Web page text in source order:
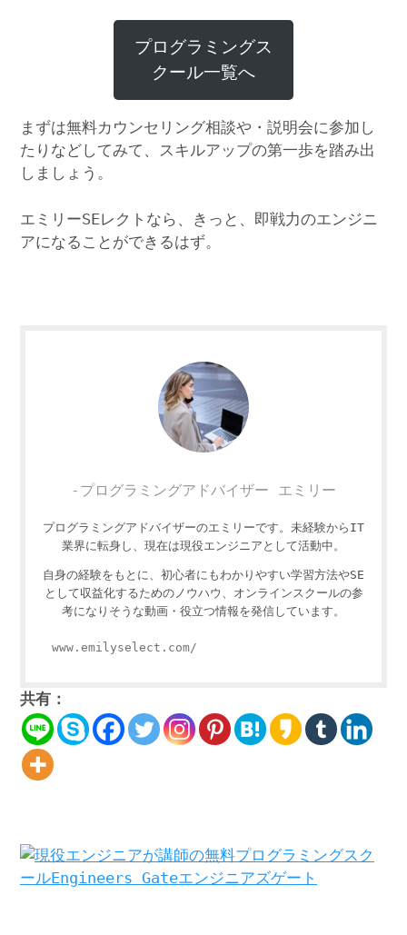
プログラミングス
クール一覧へ
まずは無料カウンセリング相談や・説明会に参加し
たりなどしてみて、スキルアップの第一歩を踏み出
しましょう。
エミリーSEレクトなら、きっと、即戦力のエンジニ
アになることができるはず。
-プログラミングアドバイザー エミリー
プログラミングアドバイザーのエミリーです。未経験からIT
業界に転身し、現在は現役エンジニアとして活動中。
自身の経験をもとに、初心者にもわかりやすい学習方法やSE
として収益化するためのノウハウ、オンラインスクールの参
考になりそうな動画・役立つ情報を発信しています。
www.emilyselect.com/
共有：